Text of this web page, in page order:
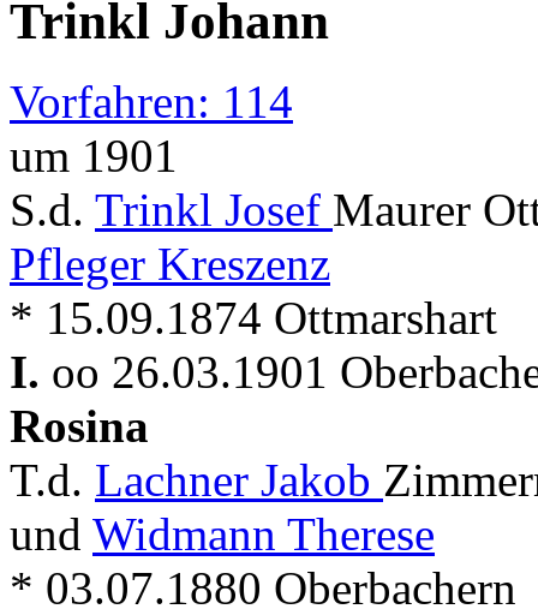
Trinkl Johann
Vorfahren: 114
um 1901
S.d. Trinkl Josef Maurer
Pfleger Kreszenz
* 15.09.1874 Ottmarshart
I. oo 26.03.1901
Rosina
T.d. Lachner Jakob
und Widmann Therese
* 03.07.1880 Oberbachern